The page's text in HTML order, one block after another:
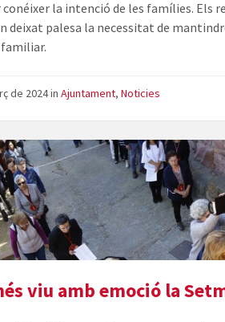
conéixer la intenció de les famílies. Els
deixat palesa la necessitat de
de 2024inAjuntament,Noticies
viu amb emoció la